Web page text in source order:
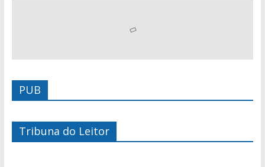
PUB
Tribuna do Leitor